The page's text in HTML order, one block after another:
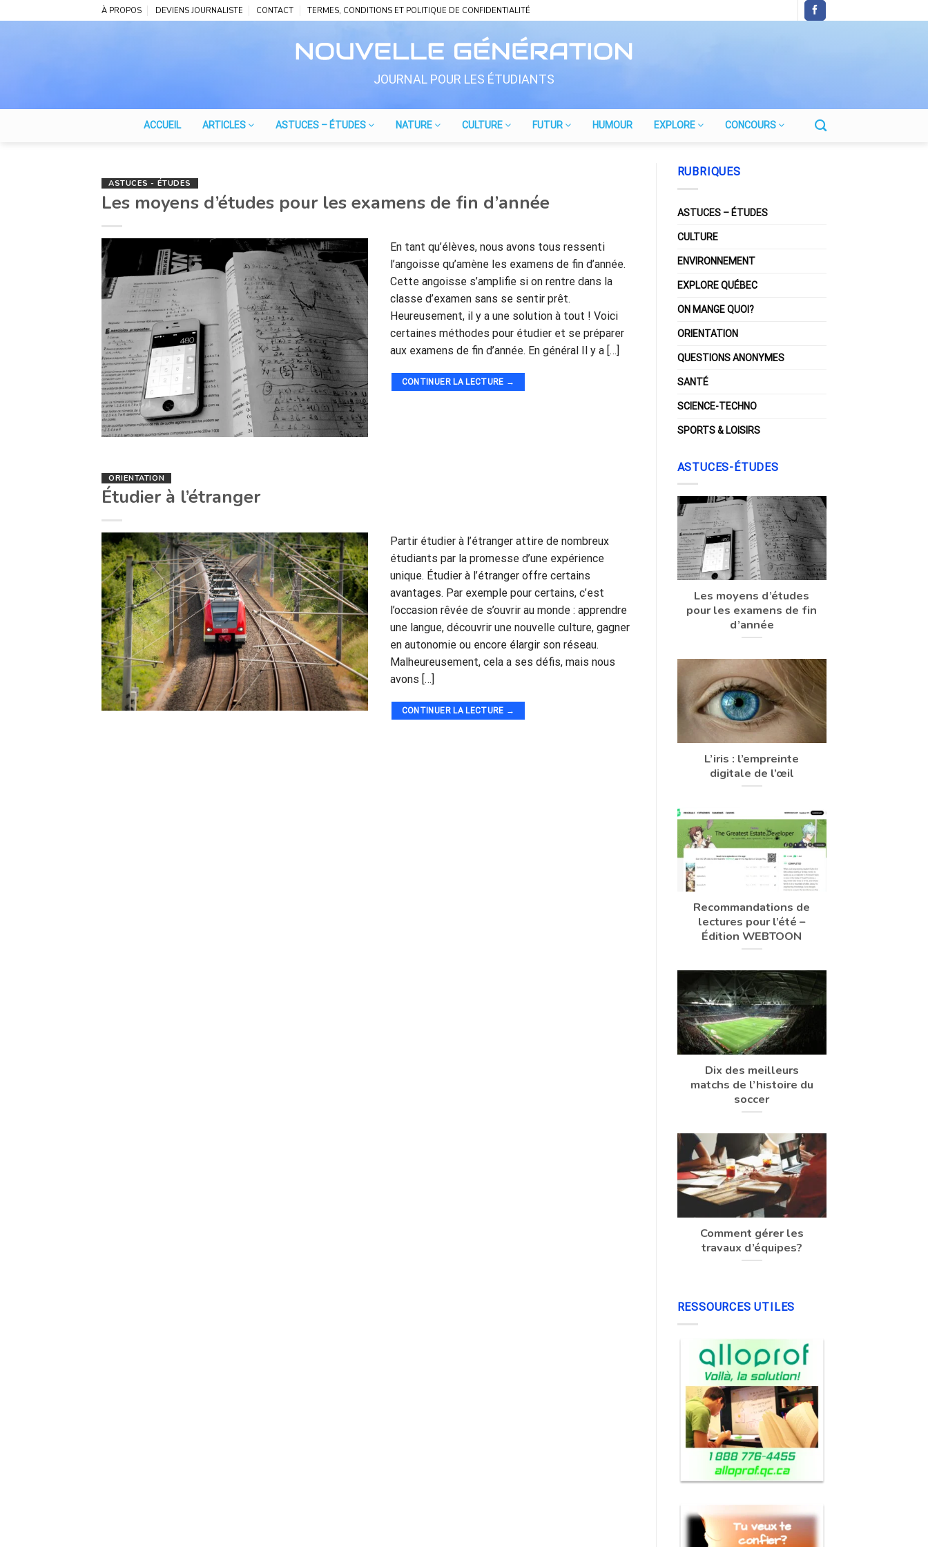
to
À PROPOS DEVIENS JOURNALISTE CONTACT TERMES, CONDITIONS ET POLITIQUE DE CONFIDENTIALITÉ
JOURNAL POUR LES ÉTUDIANTS
ACCUEIL ARTICLES ASTUCES – ÉTUDES NATURE CULTURE FUTUR HUMOUR EXPLORE CONCOURS
ASTUCES - ÉTUDES
Les moyens d’études pour les examens de fin d’année
En tant qu’élèves, nous avons tous ressenti
l’angoisse qu’amène les examens de fin d’année.
Cette angoisse s’amplifie si on rentre dans la
classe d’examen sans se sentir prêt.
Heureusement, il y a une solution à tout ! Voici
certaines méthodes pour étudier et se préparer
aux examens de fin d’année. En général Il y a […]
CONTINUER LA LECTURE →
ORIENTATION
Étudier à l’étranger
Partir étudier à l’étranger attire de nombreux
étudiants par la promesse d’une expérience
unique. Étudier à l’étranger offre certains
avantages. Par exemple pour certains, c’est
l’occasion rêvée de s’ouvrir au monde : apprendre
une langue, découvrir une nouvelle culture, gagner
en autonomie ou encore élargir son réseau.
Malheureusement, cela a ses défis, mais nous
avons […]
CONTINUER LA LECTURE →
RUBRIQUES
ASTUCES – ÉTUDES
CULTURE
ENVIRONNEMENT
EXPLORE QUÉBEC
ON MANGE QUOI?
ORIENTATION
QUESTIONS ANONYMES
SANTÉ
SCIENCE-TECHNO
SPORTS & LOISIRS
ASTUCES-ÉTUDES
Les moyens d’études
pour les examens de fin
d’année
L’iris : l’empreinte
digitale de l’œil
Recommandations de
lectures pour l’été –
Édition WEBTOON
Dix des meilleurs
matchs de l’histoire du
soccer
Comment gérer les
travaux d’équipes?
RESSOURCES UTILES